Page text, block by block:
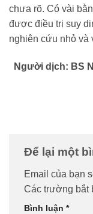
chưa rõ. Có vài
được điều trị suy
nghiên cứu nhỏ và
Người dịch: BS
Để lại một
Email của bạn
Các trường bắt
Bình luận *